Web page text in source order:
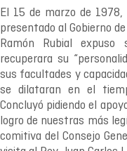
El 15 de marzo de 1978,
presentado al Gobierno
Ramón Rubial
recuperara su
sus facultades y
se dilataran en el
Concluyó pidiendo el
logro de nuestras más
comitiva del Consejo